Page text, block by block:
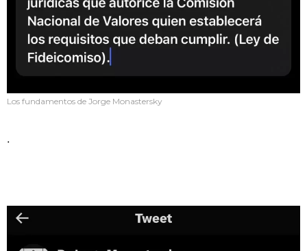
Los fundamentos de Jorge Monastersky
.